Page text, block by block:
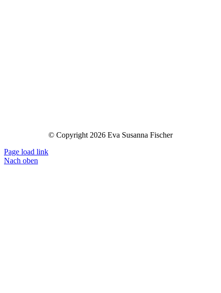
© Copyright 2026 Eva Susanna Fischer
Page load link
Nach oben